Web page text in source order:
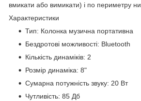
вмикати або вимикати) і по периметру
Характеристики
Тип: Колонка музична портативна
Бездротові можливості: Bluetooth
Кількість динаміків: 2
Розмір динаміка: 8"
Сумарна потужність звуку: 20 Вт
Чутливість: 85 Дб